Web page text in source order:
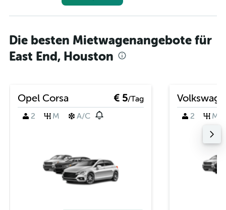
Die besten Mietwagenangebote für
East End, Houston
Opel Corsa € 5/Tag
2
M A/C 2 M